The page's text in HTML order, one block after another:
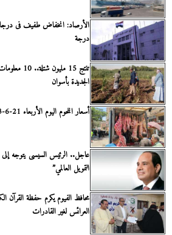
درجة
تنتج 15
الجديدة بأسوان
أسعار اللحوم اليوم الأربعاء 21-6-2023 فى الأسواق
عاجل.. الرئيس السيسى يتوجه إلى
التمويل العالمي”
محافظ الفيوم يكرم حفظة القرآن
العرائس لغير القادرات